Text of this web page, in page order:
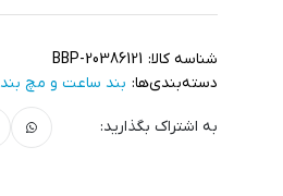
شناسه کالا: BBP-20386121
دسته‌بندی‌ها: بند ساعت و مچ‌ بند
به اشتراک بگذارید: